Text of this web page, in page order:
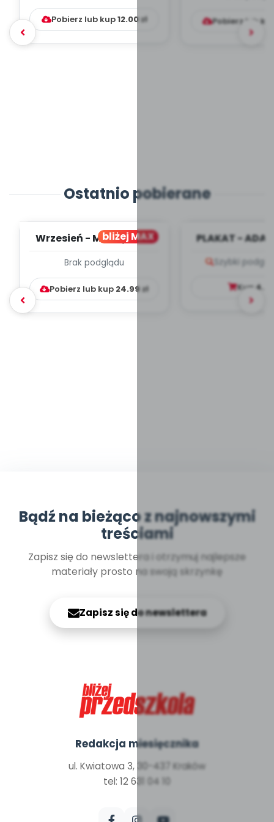
Pobierz lub kup12.00zł Pobierz lub
Ostatnio pobierane
bliżej MAX
Wrzesień - MIESIĘCZNY
WYCHOWAWCZO –
DYDAKTYC...
Brak podglądu
Pobierz lub kup 24.99zł
PLAKAT -
Szybki
Kup
Bądź na bieżąco z najnowszymi
treściami
Zapisz się do newslettera i otrzymuj najlepsze
materiały prosto na swoją skrzynkę
Zapisz się do newslettera
Redakcja miesięcznika
ul. Kwiatowa 3, 30-437 Kraków
tel: 12 631 04 10